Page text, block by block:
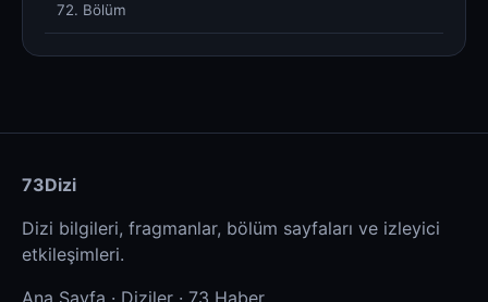
72. Bölüm
73Dizi
Dizi bilgileri, fragmanlar, bölüm sayfaları ve izleyici
etkileşimleri.